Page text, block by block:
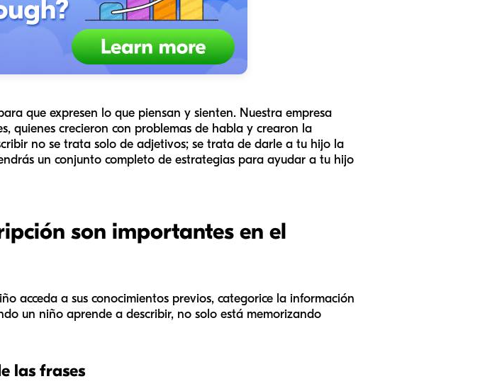
que expresen lo que piensan y sienten. Nuestra empresa
quienes crecieron con problemas de habla y crearon la
no se trata solo de adjetivos; se trata de darle a tu hijo la
un conjunto completo de estrategias para ayudar a tu hijo
son importantes en el
acceda a sus conocimientos previos, categorice la información
un niño aprende a describir, no solo está memorizando
las frases